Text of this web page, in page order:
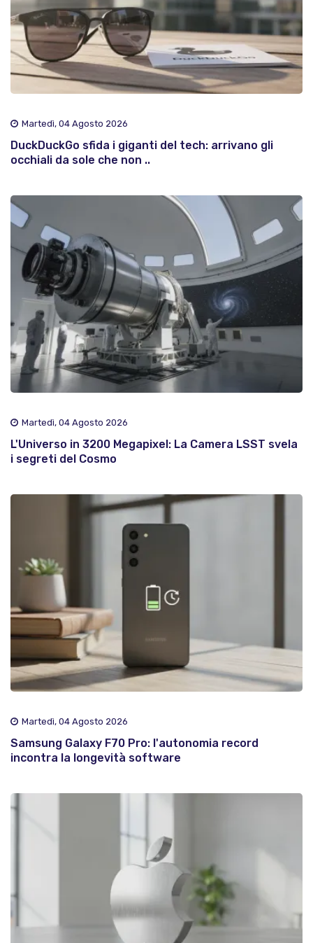
Martedì, 04 Agosto 2026
DuckDuckGo sfida i giganti del tech: arrivano gli
occhiali da sole che non ..
Martedì, 04 Agosto 2026
L'Universo in 3200 Megapixel: La Camera LSST svela
i segreti del Cosmo
Martedì, 04 Agosto 2026
Samsung Galaxy F70 Pro: l'autonomia record
incontra la longevità software